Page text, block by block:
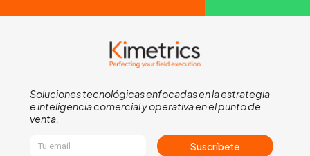
Soluciones tecnológicas enfocadas en la estrategia
e inteligencia comercial y operativa en el punto de
venta.
Suscríbete